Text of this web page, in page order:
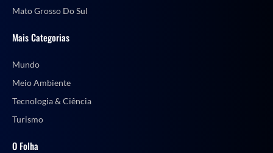
Mato Grosso Do Sul
Mais Categorias
Mundo
Meio Ambiente
Tecnologia & Ciência
Turismo
O Folha